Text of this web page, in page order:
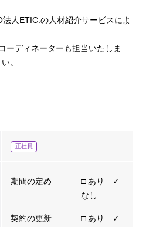
人ETIC.の人材紹介サービスによ
ーディネーターも担当いたしま
。
正社員
期間の定め
□ あり ✓
なし
契約の更新
□ あり ✓